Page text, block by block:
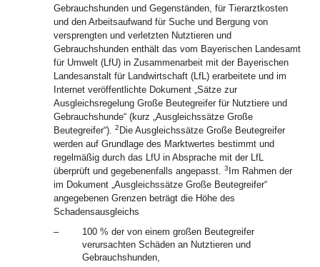
Gebrauchshunden und Gegenständen, für Tierarztkosten
und den Arbeitsaufwand für Suche und Bergung von
versprengten und verletzten Nutztieren und
Gebrauchshunden enthält das vom Bayerischen Landesamt
für Umwelt (LfU) in Zusammenarbeit mit der Bayerischen
Landesanstalt für Landwirtschaft (LfL) erarbeitete und im
Internet veröffentlichte Dokument „Sätze zur
Ausgleichsregelung Große Beutegreifer für Nutztiere und
Gebrauchshunde“ (kurz „Ausgleichssätze Große
Beutegreifer“). 2 Die Ausgleichssätze Große Beutegreifer
werden auf Grundlage des Marktwertes bestimmt und
regelmäßig durch das LfU in Absprache mit der LfL
überprüft und gegebenenfalls angepasst. 3 Im Rahmen der
im Dokument „Ausgleichssätze Große Beutegreifer“
angegebenen Grenzen beträgt die Höhe des
Schadensausgleichs
–
100 % der von einem großen Beutegreifer
verursachten Schäden an Nutztieren und
Gebrauchshunden,